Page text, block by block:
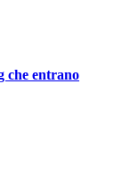
che entrano